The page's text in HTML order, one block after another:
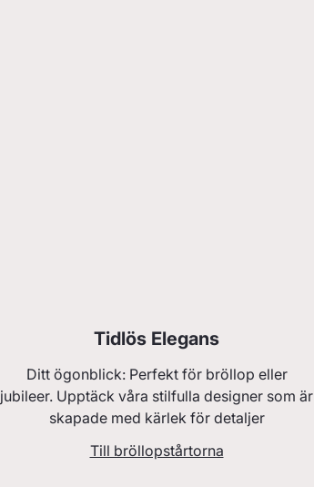
Tidlös Elegans
Ditt ögonblick: Perfekt för bröllop eller
jubileer. Upptäck våra stilfulla designer som är
skapade med kärlek för detaljer
Till bröllopstårtorna